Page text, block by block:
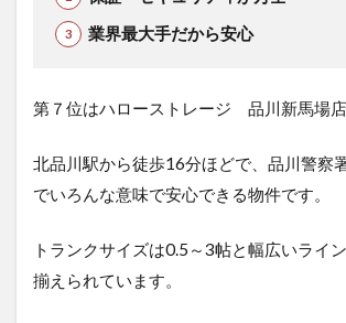
業界最大手だから安心
第７位はハローストレージ 品川新馬場店
北品川駅から徒歩16分ほどで、品川警察
でいろんな意味で安心できる物件です。
トランクサイズは0.5～3帖と幅広いライ
揃えられています。